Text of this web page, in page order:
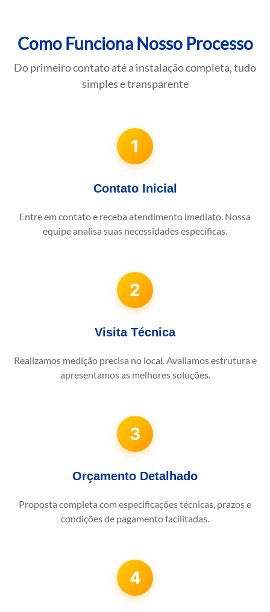
Como Funciona Nosso Processo
Do primeiro contato até a instalação completa, tudo
simples e transparente
1
Contato Inicial
Entre em contato e receba atendimento imediato. Nossa
equipe analisa suas necessidades específicas.
2
Visita Técnica
Realizamos medição precisa no local. Avaliamos estrutura e
apresentamos as melhores soluções.
3
Orçamento Detalhado
Proposta completa com especificações técnicas, prazos e
condições de pagamento facilitadas.
4